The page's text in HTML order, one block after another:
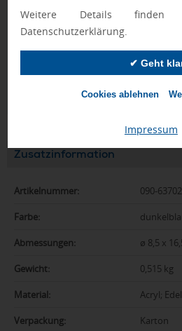
Weitere Details
Datenschutzerklärung.
✔ Geht
Cookies ablehnen
Impressum
Geprüft von Ewa
Nur Produkte, die unseren
Ewa Engel,
Qualitätssicherung
Zusatzinformation
Artikelnummer: 090-
Farbe:
Abmessungen: ø 8,5 x
Gewicht: 0,515 kg
Material: Acryl;
Verpackung: Karton